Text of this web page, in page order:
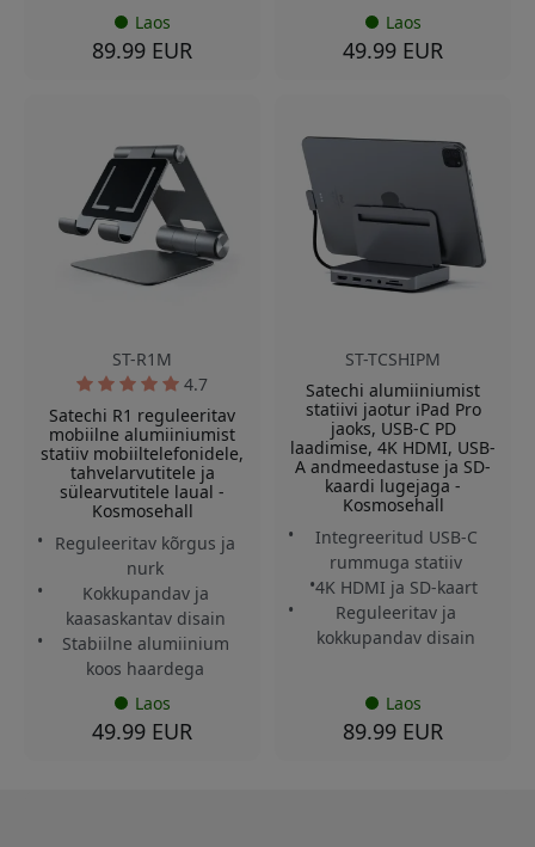
Laos
89.99 EUR
Laos
49.99 EUR
ST-R1M
4.7
Satechi R1 reguleeritav
mobiilne alumiiniumist
statiiv mobiiltelefonidele,
tahvelarvutitele ja
sülearvutitele laual -
Kosmosehall
Reguleeritav kõrgus ja
nurk
Kokkupandav ja
kaasaskantav disain
Stabiilne alumiinium
koos haardega
Laos
49.99 EUR
ST-TCSHIPM
Satechi alumiiniumist
statiivi jaotur iPad Pro
jaoks, USB-C PD
laadimise, 4K HDMI, USB-
A andmeedastuse ja SD-
kaardi lugejaga -
Kosmosehall
Integreeritud USB-C
rummuga statiiv
4K HDMI ja SD-kaart
Reguleeritav ja
kokkupandav disain
Laos
89.99 EUR